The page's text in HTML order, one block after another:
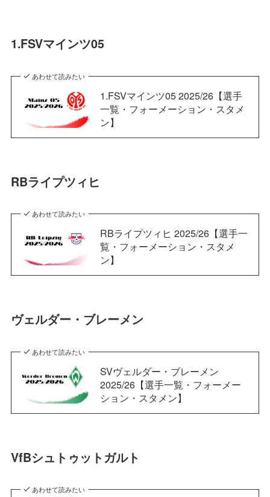
1.FSVマインツ05
あわせて読みたい
1.FSVマインツ05 2025/26【選手
一覧・フォーメーション・スタメ
ン】
RBライプツィヒ
あわせて読みたい
RBライプツィヒ 2025/26【選手一
覧・フォーメーション・スタメ
ン】
ヴェルダー・ブレーメン
あわせて読みたい
SVヴェルダー・ブレーメン
2025/26【選手一覧・フォーメー
ション・スタメン】
VfBシュトゥットガルト
あわせて読みたい